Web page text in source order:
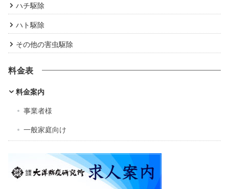
ハチ駆除
ハト駆除
その他の害虫駆除
料金表
料金案内
事業者様
一般家庭向け